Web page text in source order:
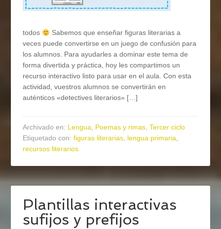
todos
Sabemos que enseñar figuras literarias a
veces puede convertirse en un juego de confusión para
los alumnos. Para ayudarles a dominar este tema de
forma divertida y práctica, hoy les compartimos un
recurso interactivo listo para usar en el aula. Con esta
actividad, vuestros alumnos se convertirán en
auténticos «detectives literarios» […]
Archivado en: Lengua, Poemas y rimas,Tercer ciclo
Etiquetado con:figuras literarias, lengua primaria,
recursos literarios
Plantillas interactivas
sufijos y prefijos